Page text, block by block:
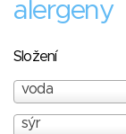
alergeny
Složení
voda
sýr